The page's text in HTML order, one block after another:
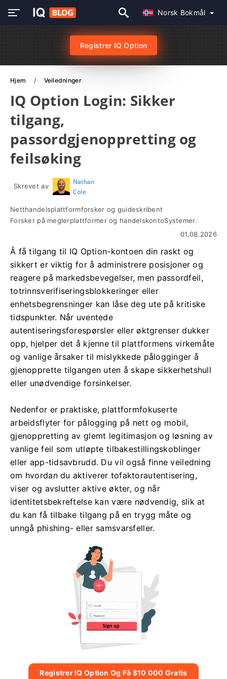
Norsk Bokmål
Registrer IQ Option
Hjem Veiledninger
IQ Option Login: Sikker
tilgang,
passordgjenoppretting og
feilsøking
Skrevet av
Nathan
Cole
Netthandelsplattformforsker og guideskribent
Forsker på meglerplattformer og handelskontoSystemer.
01.08.2026
Å få tilgang til IQ Option-kontoen din raskt og
sikkert er viktig for å administrere posisjoner og
reagere på markedsbevegelser, men passordfeil,
totrinnsverifiseringsblokkeringer eller
enhetsbegrensninger kan låse deg ute på kritiske
tidspunkter. Når uventede
autentiseringsforespørsler eller øktgrenser dukker
opp, hjelper det å kjenne til plattformens virkemåte
og vanlige årsaker til mislykkede pålogginger å
gjenopprette tilgangen uten å skape sikkerhetshull
eller unødvendige forsinkelser.
Nedenfor er praktiske, plattformfokuserte
arbeidsflyter for pålogging på nett og mobil,
gjenoppretting av glemt legitimasjon og løsning av
vanlige feil som utløpte tilbakestillingskoblinger
eller app-tidsavbrudd. Du vil også finne veiledning
om hvordan du aktiverer tofaktorautentisering,
viser og avslutter aktive økter, og når
identitetsbekreftelse kan være nødvendig, slik at
du kan få tilbake tilgang på en trygg måte og
unngå phishing- eller samsvarsfeller.
Registrer IQ Option Og Få $10 000 Gratis